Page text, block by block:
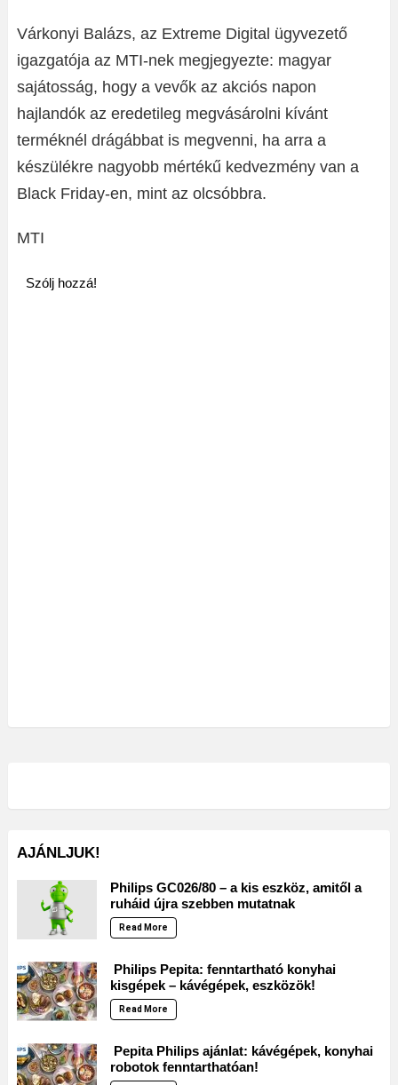
Várkonyi Balázs, az Extreme Digital ügyvezető
igazgatója az MTI-nek megjegyezte: magyar
sajátosság, hogy a vevők az akciós napon
hajlandók az eredetileg megvásárolni kívánt
terméknél drágábbat is megvenni, ha arra a
készülékre nagyobb mértékű kedvezmény van a
Black Friday-en, mint az olcsóbbra.
MTI
Szólj hozzá!
AJÁNLJUK!
Philips GC026/80 – a kis eszköz, amitől a
ruháid újra szebben mutatnak
Read More
Philips Pepita: fenntartható konyhai
kisgépek – kávégépek, eszközök!
Read More
Pepita Philips ajánlat: kávégépek, konyhai
robotok fenntarthatóan!